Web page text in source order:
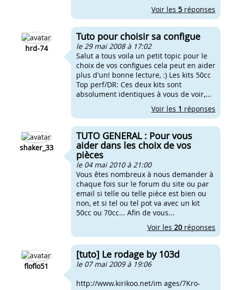
Voir les 5 réponses
hrd-74
Tuto pour choisir sa configue
le 29 mai 2008 à 17:02
Salut a tous voila un petit topic pour le
choix de vos configues cela peut en aider
plus d'un! bonne lecture, :) Les kits 50cc
Top perf/DR: Ces deux kits sont
absolument identiques à vous de voir,...
Voir les 1 réponses
shaker_33
TUTO GENERAL : Pour vous
aider dans les choix de vos
pièces
le 04 mai 2010 à 21:00
Vous êtes nombreux à nous demander à
chaque fois sur le forum du site ou par
email si telle ou telle pièce est bien ou
non, et si tel ou tel pot va avec un kit
50cc ou 70cc... Afin de vous...
Voir les 20 réponses
floflo51
[tuto] Le rodage by 103d
le 07 mai 2009 à 19:06
http://www.kirikoo.net/im ages/7Kro-